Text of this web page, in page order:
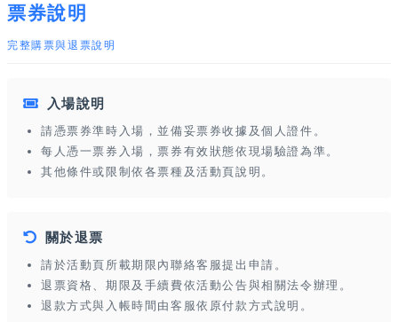
票券說明
完整購票與退票說明
入場說明
請憑票券準時入場，並備妥票券收據及個人證件。
每人憑一票券入場，票券有效狀態依現場驗證為準。
其他條件或限制依各票種及活動頁說明。
關於退票
請於活動頁所載期限內聯絡客服提出申請。
退票資格、期限及手續費依活動公告與相關法令辦理。
退款方式與入帳時間由客服依原付款方式說明。